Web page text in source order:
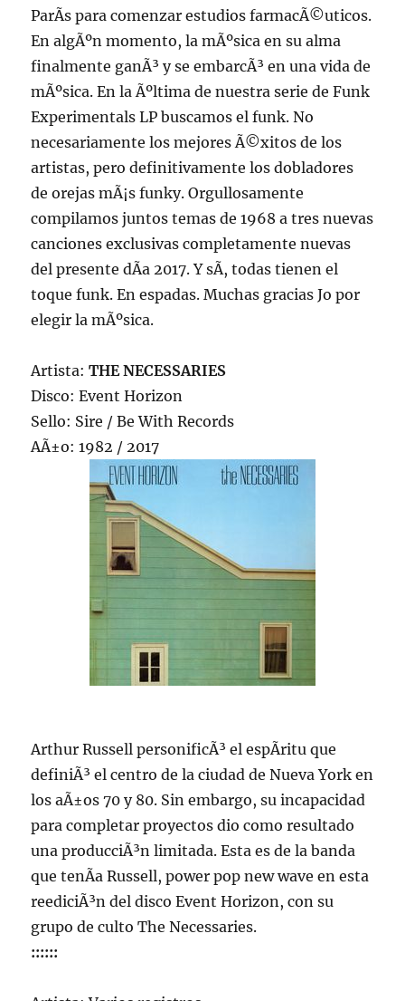
ParÃ­s para comenzar estudios farmacÃ©uticos.
En algÃºn momento, la mÃºsica en su alma
finalmente ganÃ³ y se embarcÃ³ en una vida de
mÃºsica. En la Ãºltima de nuestra serie de Funk
Experimentals LP buscamos el funk. No
necesariamente los mejores Ã©xitos de los
artistas, pero definitivamente los dobladores
de orejas mÃ¡s funky. Orgullosamente
compilamos juntos temas de 1968 a tres nuevas
canciones exclusivas completamente nuevas
del presente dÃ­a 2017. Y sÃ­, todas tienen el
toque funk. En espadas. Muchas gracias Jo por
elegir la mÃºsica.
Artista:THE NECESSARIES
Disco: Event Horizon
Sello: Sire / Be With Records
AÃ±o: 1982 / 2017
Arthur Russell personificÃ³ el espÃ­ritu que
definiÃ³ el centro de la ciudad de Nueva York en
los aÃ±os 70 y 80. Sin embargo, su incapacidad
para completar proyectos dio como resultado
una producciÃ³n limitada. Esta es de la banda
que tenÃ­a Russell, power pop new wave en esta
reediciÃ³n del disco Event Horizon, con su
grupo de culto The Necessaries.
::::::